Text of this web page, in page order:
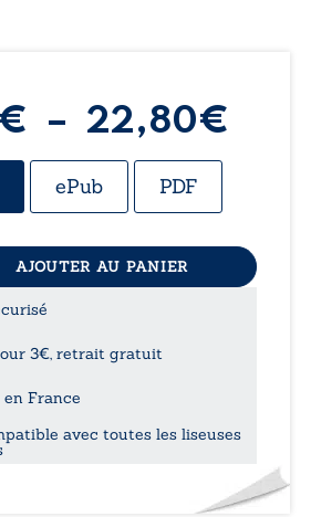
€ – 22,80€
ePub PDF
AJOUTER AU PANIER
3€, retrait gratuit
France
avec toutes les liseuses